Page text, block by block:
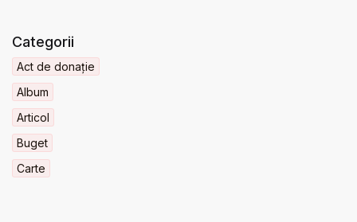
Categorii
Act de donație
Album
Articol
Buget
Carte